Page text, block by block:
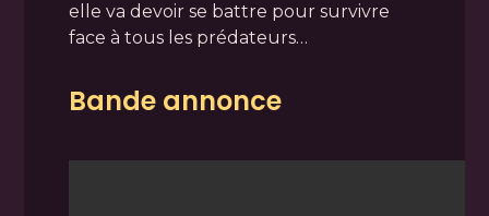
elle va devoir se battre pour survivre
face à tous les prédateurs…
Bande annonce